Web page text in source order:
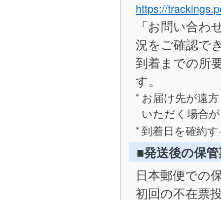
https://
「お問い合
況をご確認で
到着までの所
す。
お届け先が遠
いただく場合
到着日を確約
■発送後の保
日本郵便での
初回の不在票